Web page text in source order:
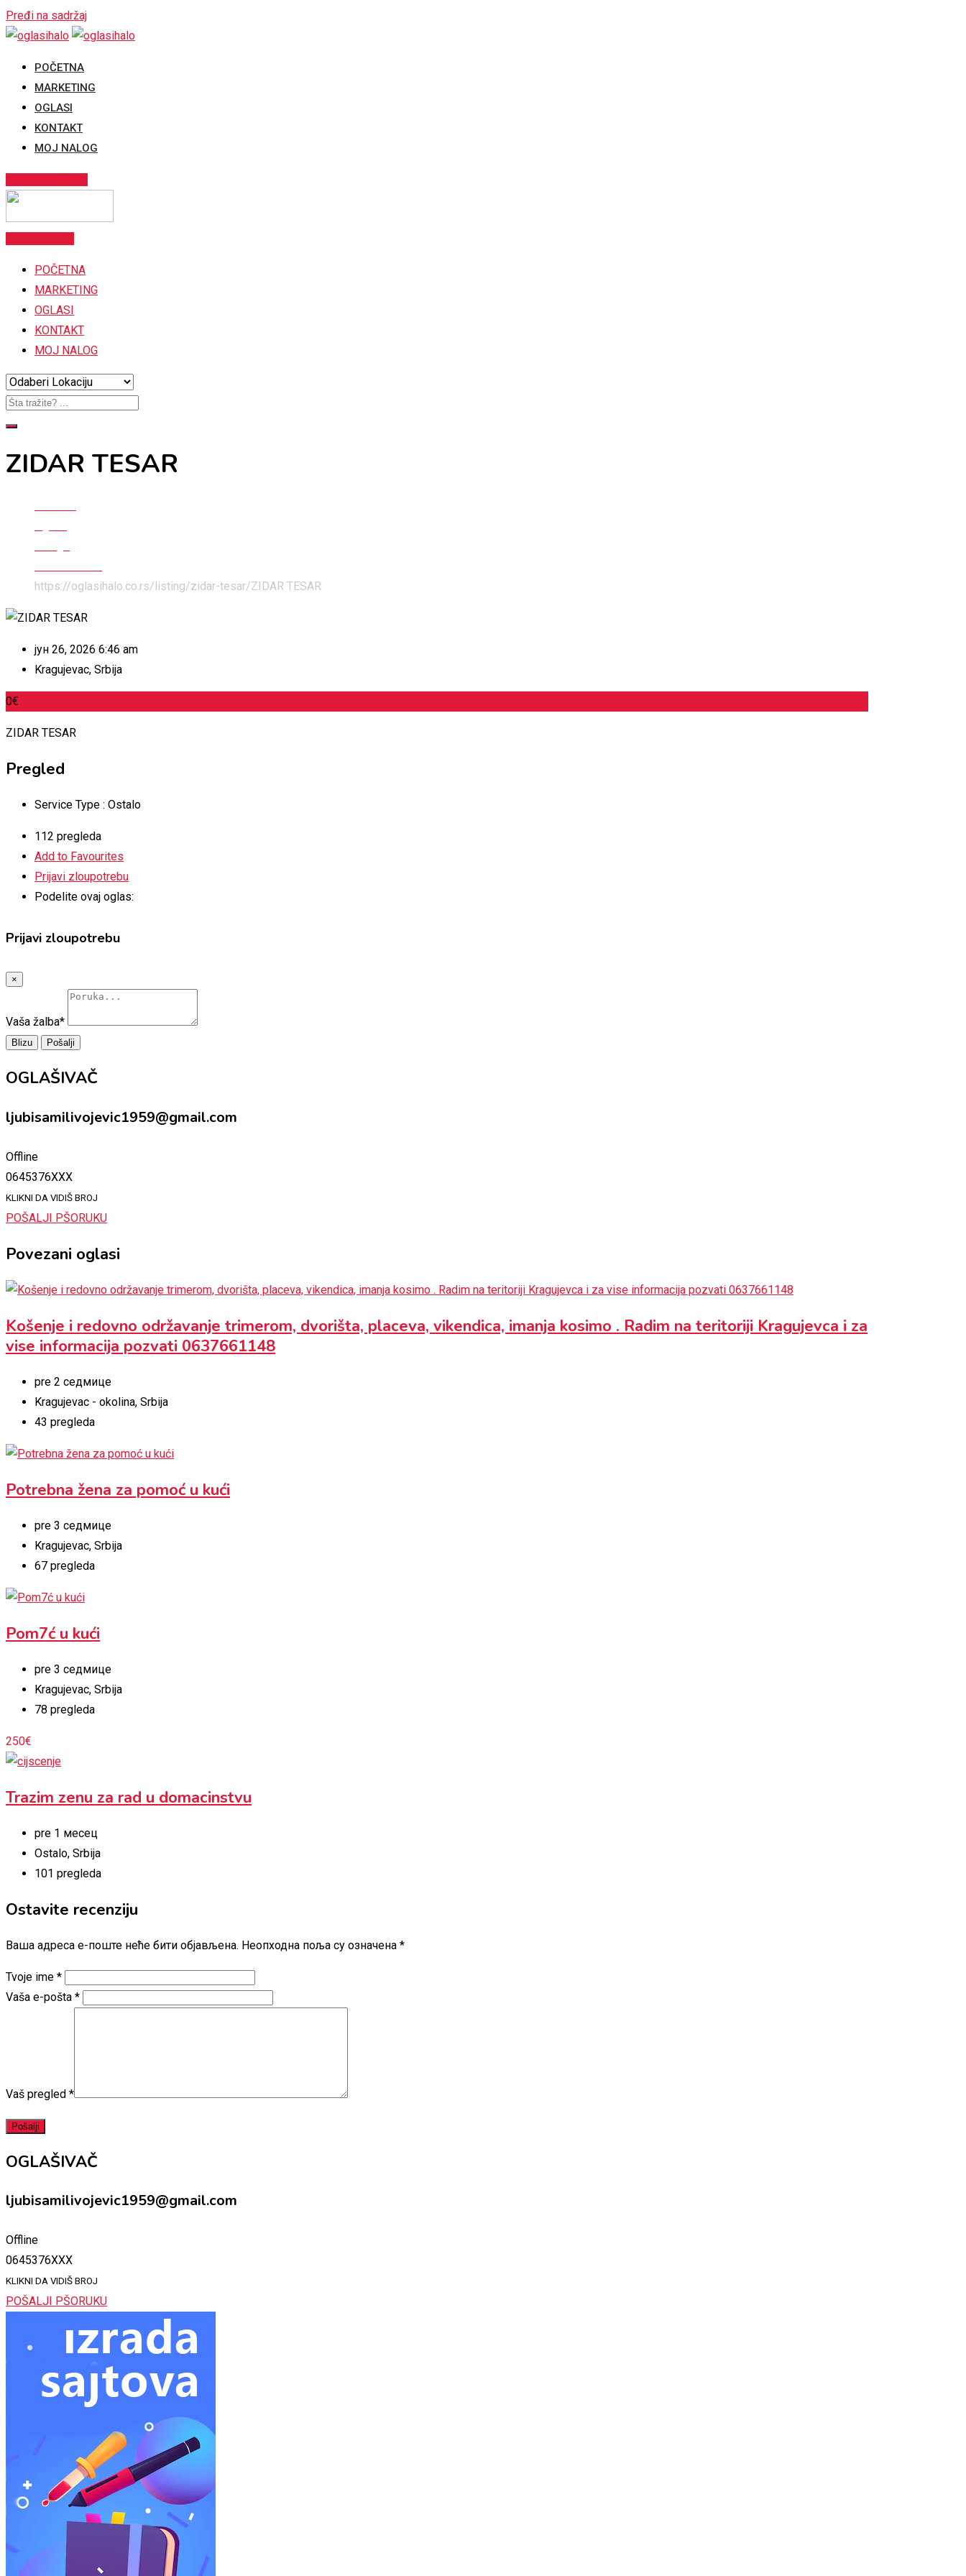
Pređi na sadržaj
POČETNA
MARKETING
OGLASI
KONTAKT
MOJ NALOG
POČETNA
MARKETING
OGLASI
KONTAKT
MOJ NALOG
ZIDAR TESAR
https://oglasihalo.co.rs/listing/zidar-tesar/ZIDAR TESAR
јун 26, 2026 6:46 am
Kragujevac, Srbija
0€
ZIDAR TESAR
Pregled
Service Type : Ostalo
112 pregleda
Add to Favourites
Prijavi zloupotrebu
Podelite ovaj oglas:
Prijavi zloupotrebu
×
Vaša žalba*
Blizu Pošalji
OGLAŠIVAČ
ljubisamilivojevic1959@gmail.com
Offline
0645376XXX
KLIKNI DA VIDIŠ BROJ
POŠALJI PŠORUKU
Povezani oglasi
Košenje i redovno održavanje trimerom, dvorišta, placeva, vikendica, imanja kosimo . Radim na teritoriji Kragujevca i za
vise informacija pozvati 0637661148
pre 2 седмице
Kragujevac - okolina, Srbija
43 pregleda
Potrebna žena za pomoć u kući
pre 3 седмице
Kragujevac, Srbija
67 pregleda
Pom7ć u kući
pre 3 седмице
Kragujevac, Srbija
78 pregleda
250€
Trazim zenu za rad u domacinstvu
pre 1 месец
Ostalo, Srbija
101 pregleda
Ostavite recenziju
Ваша адреса е-поште неће бити објављена. Неопходна поља су означена *
Tvoje ime *
Vaša e-pošta *
Vaš pregled *
OGLAŠIVAČ
ljubisamilivojevic1959@gmail.com
Offline
0645376XXX
KLIKNI DA VIDIŠ BROJ
POŠALJI PŠORUKU